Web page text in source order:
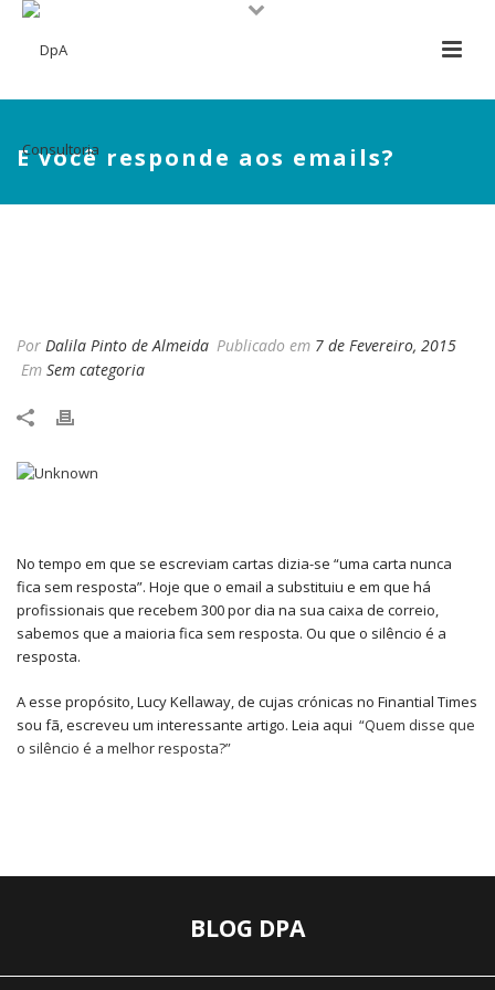
E você responde aos emails?
Por Dalila Pinto de Almeida Publicado em 7 de Fevereiro, 2015
Em Sem categoria
No tempo em que se escreviam cartas dizia-se “uma carta nunca
fica sem resposta”. Hoje que o email a substituiu e em que há
profissionais que recebem 300 por dia na sua caixa de correio,
sabemos que a maioria fica sem resposta. Ou que o silêncio é a
resposta.
A esse propósito, Lucy Kellaway, de cujas crónicas no Finantial Times
sou fã, escreveu um interessante artigo. Leia aqui “Quem disse que
o silêncio é a melhor resposta?”
BLOG DPA